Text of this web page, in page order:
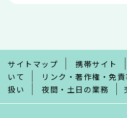
で
サイトマップ 携帯サイト
いて
リンク・著作権・免
扱い
夜間・土日の業務